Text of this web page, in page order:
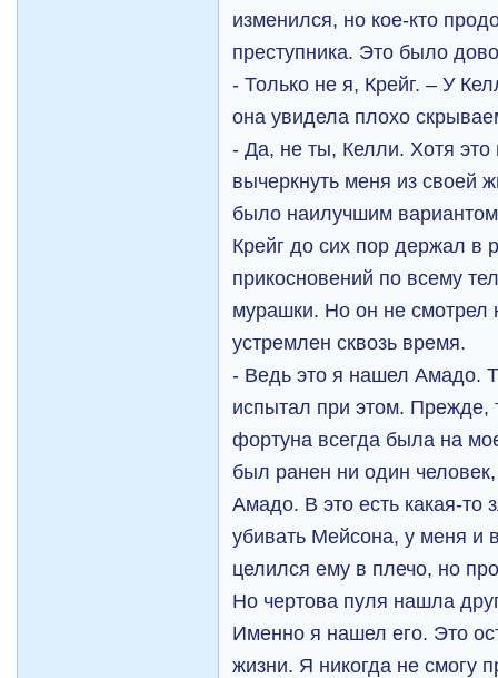
изменился, но кое-кто
преступника. Это было
- Только не я, Крейг. – У
она увидела плохо
- Да, не ты, Келли. Хотя
вычеркнуть меня из своей
было наилучшим
Крейг до сих пор держал в
прикосновений по всему
мурашки. Но он не смотрел
устремлен сквозь время.
- Ведь это я нашел Амадо.
испытал при этом. Прежде,
фортуна всегда была на
был ранен ни один
Амадо. В это есть какая-то
убивать Мейсона, у меня и
целился ему в плечо, но
Но чертова пуля нашла
Именно я нашел его. Это
жизни. Я никогда не смогу